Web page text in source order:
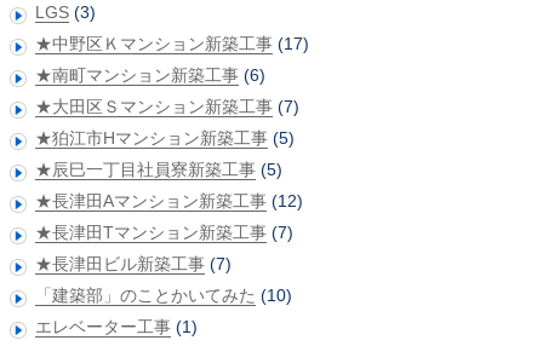
LGS (3)
★中野区Ｋマンション新築工事 (17)
★南町マンション新築工事 (6)
★大田区Ｓマンション新築工事 (7)
★狛江市Hマンション新築工事 (5)
★辰巳一丁目社員寮新築工事 (5)
★長津田Aマンション新築工事 (12)
★長津田Tマンション新築工事 (7)
★長津田ビル新築工事 (7)
「建築部」のことかいてみた (10)
エレベーター工事 (1)